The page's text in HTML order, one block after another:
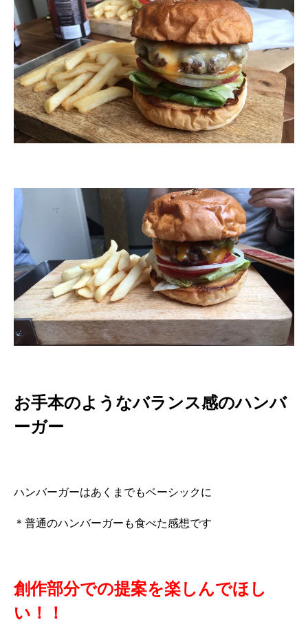
お手本のようなバランス感のハンバ
ーガー
ハンバーガーはあくまでもベーシックに
＊普通のハンバーガーも食べた感想です
創作部分での提案を楽しんでほし
い！！